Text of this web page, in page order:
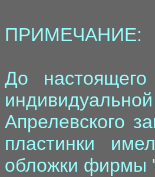
ПРИМЕЧАНИЕ:
До
Апрелевского
пластинки
обложки фирмы